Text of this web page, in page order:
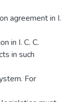
agreement in I.
in I. C. C.
in such
For